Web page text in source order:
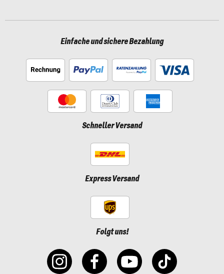
Einfache und sichere Bezahlung
Schneller Versand
Express Versand
Folgt uns!